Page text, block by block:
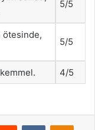
5/5
ötesinde,
5/5
4/5
Reddit VKontakte